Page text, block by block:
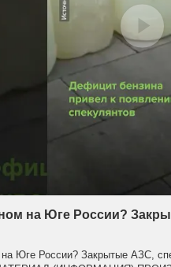
на Юге России?
Юге России? Закрытые АЗС,